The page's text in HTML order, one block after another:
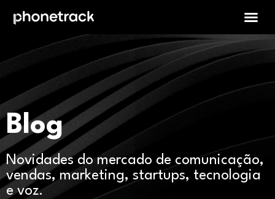
Blog
Novidades do mercado de comunicação,
vendas, marketing, startups, tecnologia
e voz.